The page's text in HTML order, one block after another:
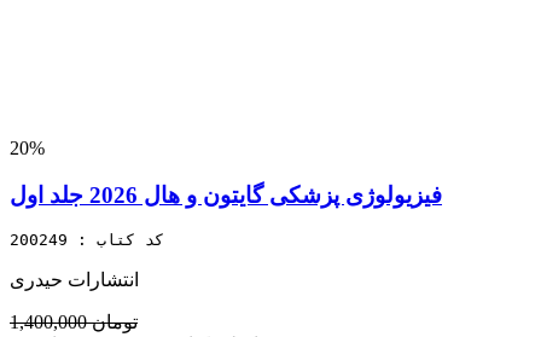
20%
فیزیولوژی پزشکی گایتون و هال 2026 جلد اول
کد کتاب : 200249
انتشارات حیدری
1,400,000 تومان